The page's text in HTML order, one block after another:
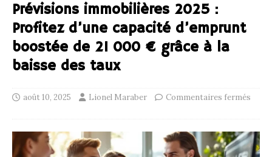
Prévisions immobilières 2025 :
Profitez d’une capacité d’emprunt
boostée de 21 000 € grâce à la
baisse des taux
août 10, 2025 Lionel Maraber Commentaires fermés